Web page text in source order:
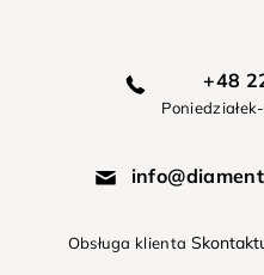
+48
Obsługa klienta